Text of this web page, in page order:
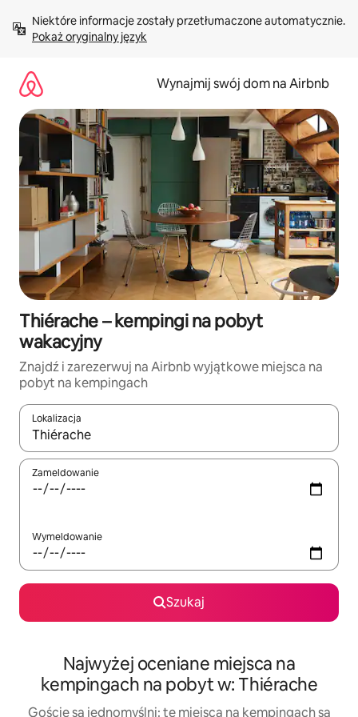
treści Pokaż oryginalny język
Wynajmij swój dom na Airbnb
Thiérache – kempingi na pobyt
wakacyjny
Znajdź i zarezerwuj na Airbnb wyjątkowe miejsca na
pobyt na kempingach
Lokalizacja
Gdy wyniki będą dostępne, możesz poruszać się po nich za
Zameldowanie
Wymeldowanie
Szukaj
Najwyżej oceniane miejsca na
kempingach na pobyt w: Thiérache
Goście są jednomyślni: te miejsca na kempingach są